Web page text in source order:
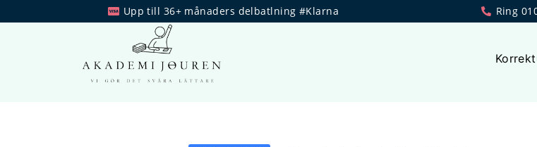
Upp till 36+ månaders delbatlning #Klarna Ring